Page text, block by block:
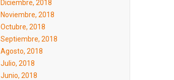
Diciembre, 2018
Noviembre, 2018
Octubre, 2018
Septiembre, 2018
Agosto, 2018
Julio, 2018
Junio, 2018